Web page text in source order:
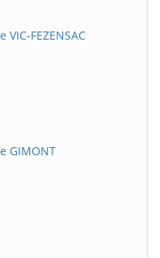
FEZENSAC
GIMONT